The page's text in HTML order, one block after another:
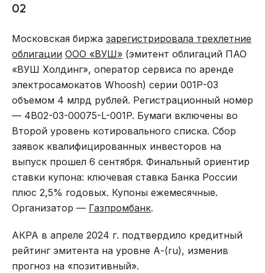
02
Московская биржа зарегистрировала трехлетние
облигации ООО «ВУШ» (эмитент облигаций ПАО
«ВУШ Холдинг», оператор сервиса по аренде
электросамокатов Whoosh) серии 001Р-03
объемом 4 млрд рублей. Регистрационный номер
— 4B02-03-00075-L-001P. Бумаги включены во
Второй уровень котировального списка. Сбор
заявок квалифицированных инвесторов на
выпуск прошел 6 сентября. Финальный ориентир
ставки купона: ключевая ставка Банка России
плюс 2,5% годовых. Купоны ежемесячные.
Организатор — Газпромбанк.
АКРА в апреле 2024 г. подтвердило кредитный
рейтинг эмитента на уровне А-(ru), изменив
прогноз на «позитивный».